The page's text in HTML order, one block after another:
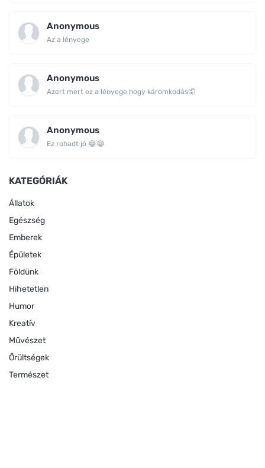
Anonymous
Az a lényege
Anonymous
Azert mert ez a lényege hogy káromkodás🤦
Anonymous
Ez rohadt jó 😂😂
KATEGÓRIÁK
Állatok
Egészség
Emberek
Épületek
Földünk
Hihetetlen
Humor
Kreatív
Művészet
Őrültségek
Természet